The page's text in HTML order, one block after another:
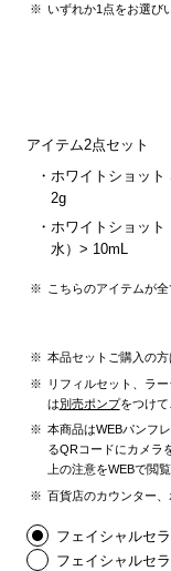
いずれか1点をお選び
アイテム2点セット
ホワイトショッ
2g
ホワイトショット
水）> 10mL
こちらのアイテムが全
本品セットご購入の
リフィルセット、ラ
は別売ポンプをつけて
本商品はWEBパンフ
るQRコードにカメラ
上の注意をWEBで閲
百貨店のカウンター
フェイシャルセ
フェイシャルセ